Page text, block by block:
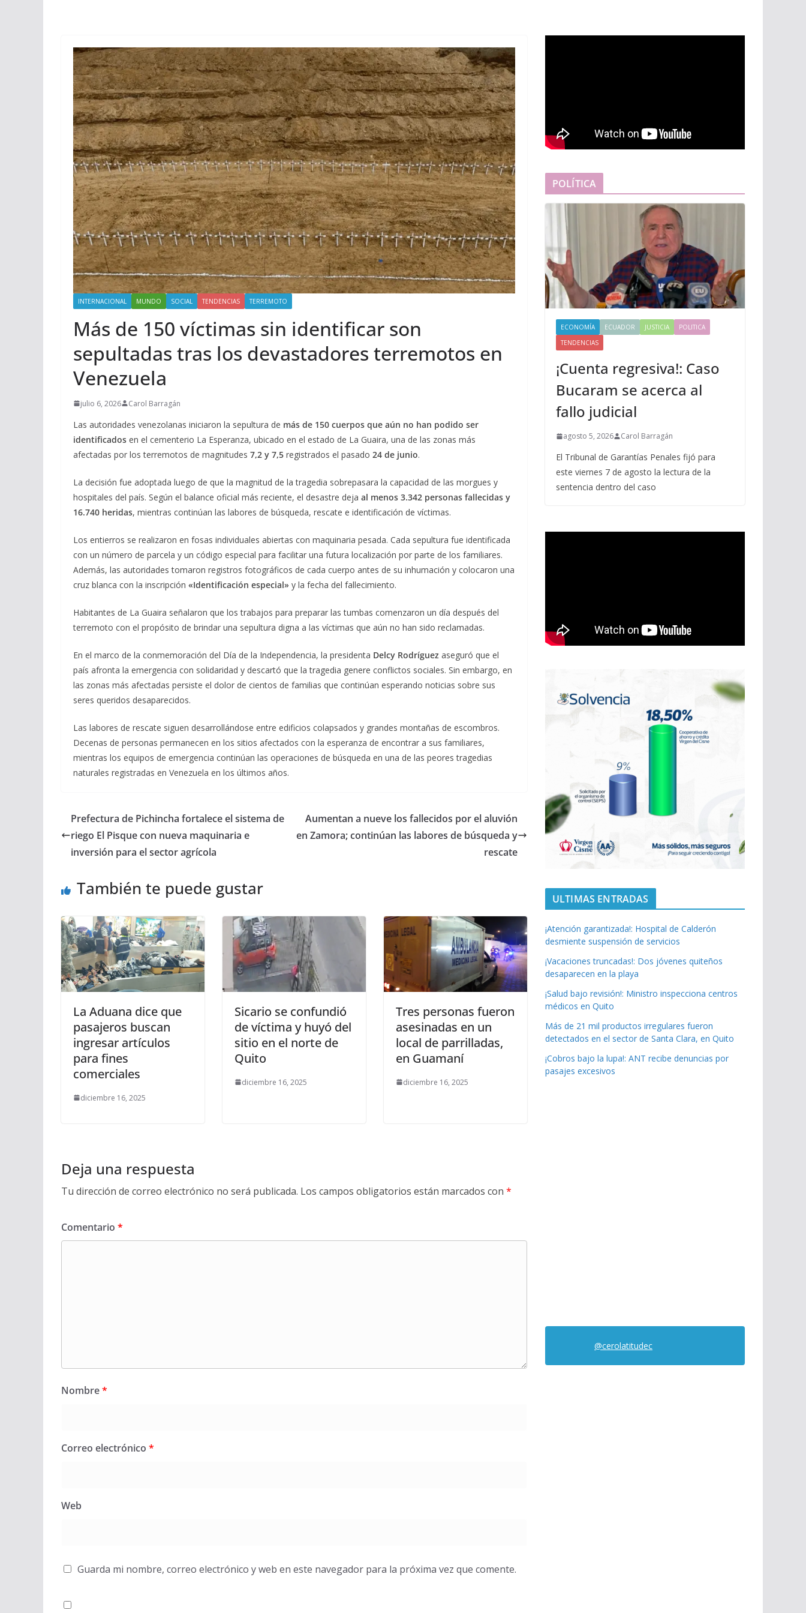
INTERNACIONAL MUNDO SOCIAL TENDENCIAS TERREMOTO
Más de 150 víctimas sin identificar son
sepultadas tras los devastadores terremotos en
Venezuela
julio 6, 2026 Carol Barragán
Las autoridades venezolanas iniciaron la sepultura de más de 150 cuerpos que aún no han podido ser
identificados en el cementerio La Esperanza, ubicado en el estado de La Guaira, una de las zonas más
afectadas por los terremotos de magnitudes 7,2 y 7,5 registrados el pasado 24 de junio.
La decisión fue adoptada luego de que la magnitud de la tragedia sobrepasara la capacidad de las morgues y
hospitales del país. Según el balance oficial más reciente, el desastre deja al menos 3.342 personas fallecidas y
16.740 heridas, mientras continúan las labores de búsqueda, rescate e identificación de víctimas.
Los entierros se realizaron en fosas individuales abiertas con maquinaria pesada. Cada sepultura fue identificada
con un número de parcela y un código especial para facilitar una futura localización por parte de los familiares.
Además, las autoridades tomaron registros fotográficos de cada cuerpo antes de su inhumación y colocaron una
cruz blanca con la inscripción «Identificación especial» y la fecha del fallecimiento.
Habitantes de La Guaira señalaron que los trabajos para preparar las tumbas comenzaron un día después del
terremoto con el propósito de brindar una sepultura digna a las víctimas que aún no han sido reclamadas.
En el marco de la conmemoración del Día de la Independencia, la presidenta Delcy Rodríguez aseguró que el
país afronta la emergencia con solidaridad y descartó que la tragedia genere conflictos sociales. Sin embargo, en
las zonas más afectadas persiste el dolor de cientos de familias que continúan esperando noticias sobre sus
seres queridos desaparecidos.
Las labores de rescate siguen desarrollándose entre edificios colapsados y grandes montañas de escombros.
Decenas de personas permanecen en los sitios afectados con la esperanza de encontrar a sus familiares,
mientras los equipos de emergencia continúan las operaciones de búsqueda en una de las peores tragedias
naturales registradas en Venezuela en los últimos años.
Prefectura de Pichincha fortalece el sistema de
riego El Pisque con nueva maquinaria e
inversión para el sector agrícola
Aumentan a nueve los fallecidos por el aluvión
en Zamora; continúan las labores de búsqueda y
rescate
También te puede gustar
La Aduana dice que
pasajeros buscan
ingresar artículos
para fines
comerciales
diciembre 16, 2025
Sicario se confundió
de víctima y huyó del
sitio en el norte de
Quito
diciembre 16, 2025
Tres personas fueron
asesinadas en un
local de parrilladas,
en Guamaní
diciembre 16, 2025
Deja una respuesta
Tu dirección de correo electrónico no será publicada. Los campos obligatorios están marcados con *
Comentario *
Nombre*
Correo electrónico *
Web
Guarda mi nombre, correo electrónico y web en este navegador para la próxima vez que comente.
POLÍTICA
ECONOMÍA ECUADOR JUSTICIA
POLITICA
TENDENCIAS
¡Cuenta regresiva!: Caso
Bucaram se acerca al
fallo judicial
agosto 5, 2026 Carol Barragán
El Tribunal de Garantías Penales fijó para
este viernes 7 de agosto la lectura de la
sentencia dentro del caso
ULTIMAS ENTRADAS
¡Atención garantizada!: Hospital de Calderón
desmiente suspensión de servicios
¡Vacaciones truncadas!: Dos jóvenes quiteños
desaparecen en la playa
¡Salud bajo revisión!: Ministro inspecciona centros
médicos en Quito
Más de 21 mil productos irregulares fueron
detectados en el sector de Santa Clara, en Quito
¡Cobros bajo la lupa!: ANT recibe denuncias por
pasajes excesivos
@cerolatitudec